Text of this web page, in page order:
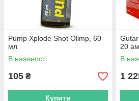
Pump Xplode Shot Olimp, 60
мл
В наявності
105 ₴
Купити
20
В
1